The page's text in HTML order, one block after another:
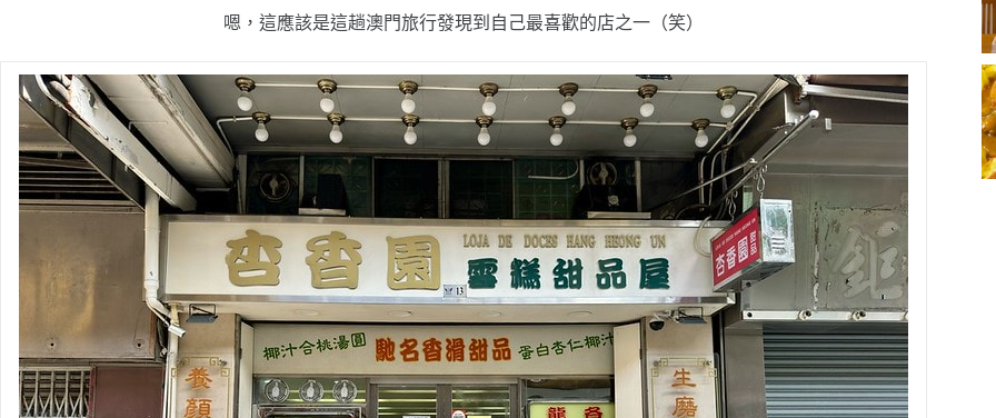
嗯，這應該是這趟澳門旅行發現到自己最喜歡的店之一（笑）